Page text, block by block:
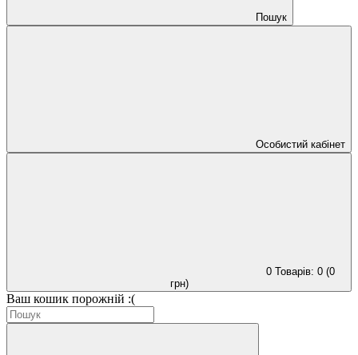
Пошук
Особистий кабінет
0 Товарів: 0 (0
грн)
Ваш кошик порожній :(